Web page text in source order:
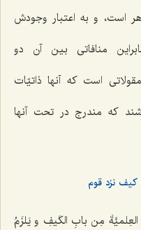
و به اعتبار وجودش
منافاتی بین آن دو
است که آنها ذاتیّات
که مندرج در تحت آنها
نزد قوم
العِلمیَّةَ مِن بابِ الکَیفِ و یَلزَمُ